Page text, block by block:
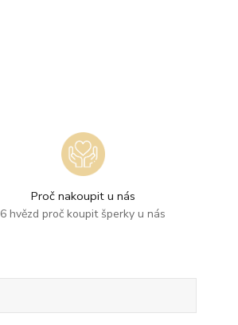
Proč nakoupit u nás
6 hvězd proč koupit šperky u nás